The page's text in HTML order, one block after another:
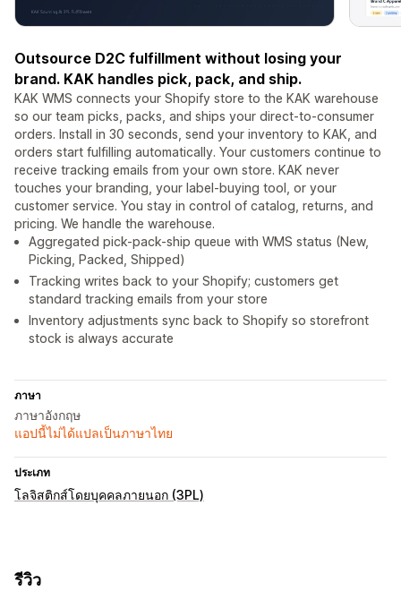
Outsource D2C fulfillment without losing your
brand. KAK handles pick, pack, and ship.
KAK WMS connects your Shopify store to the KAK warehouse
so our team picks, packs, and ships your direct-to-consumer
orders. Install in 30 seconds, send your inventory to KAK, and
orders start fulfilling automatically. Your customers continue to
receive tracking emails from your own store. KAK never
touches your branding, your label-buying tool, or your
customer service. You stay in control of catalog, returns, and
pricing. We handle the warehouse.
Aggregated pick-pack-ship queue with WMS status (New,
Picking, Packed, Shipped)
Tracking writes back to your Shopify; customers get
standard tracking emails from your store
Inventory adjustments sync back to Shopify so storefront
stock is always accurate
ภาษา
ภาษาอังกฤษ
แอปนี้ไม่ได้แปลเป็นภาษาไทย
ประเภท
โลจิสติกส์โดยบุคคลภายนอก (3PL)
รีวิว